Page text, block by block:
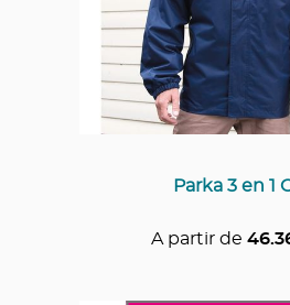
Parka 3 en 1
A partir de